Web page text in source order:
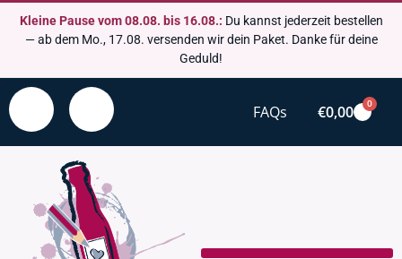
Kleine Pause vom 08.08. bis 16.08.: Du kannst jederzeit bestellen
— ab dem Mo., 17.08. versenden wir dein Paket. Danke für deine
Geduld!
FAQs €0,00 0